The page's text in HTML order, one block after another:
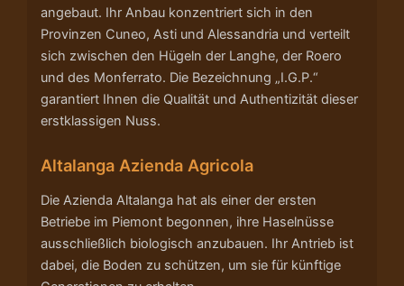
angebaut. Ihr Anbau konzentriert sich in den
Provinzen Cuneo, Asti und Alessandria und verteilt
sich zwischen den Hügeln der Langhe, der Roero
und des Monferrato. Die Bezeichnung „I.G.P.“
garantiert Ihnen die Qualität und Authentizität dieser
erstklassigen Nuss.
Altalanga Azienda Agricola
Die Azienda Altalanga hat als einer der ersten
Betriebe im Piemont begonnen, ihre Haselnüsse
ausschließlich biologisch anzubauen. Ihr Antrieb ist
dabei, die Boden zu schützen, um sie für künftige